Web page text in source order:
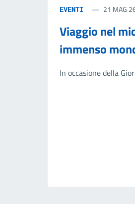
EVENTI 21 MAG
Viaggio nel
immenso
In occasione della